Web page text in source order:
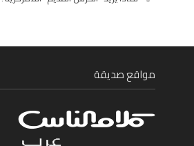
مواقع صديقة